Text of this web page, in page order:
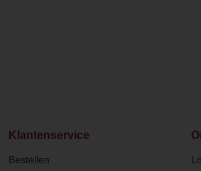
Klantenservice
Bestellen